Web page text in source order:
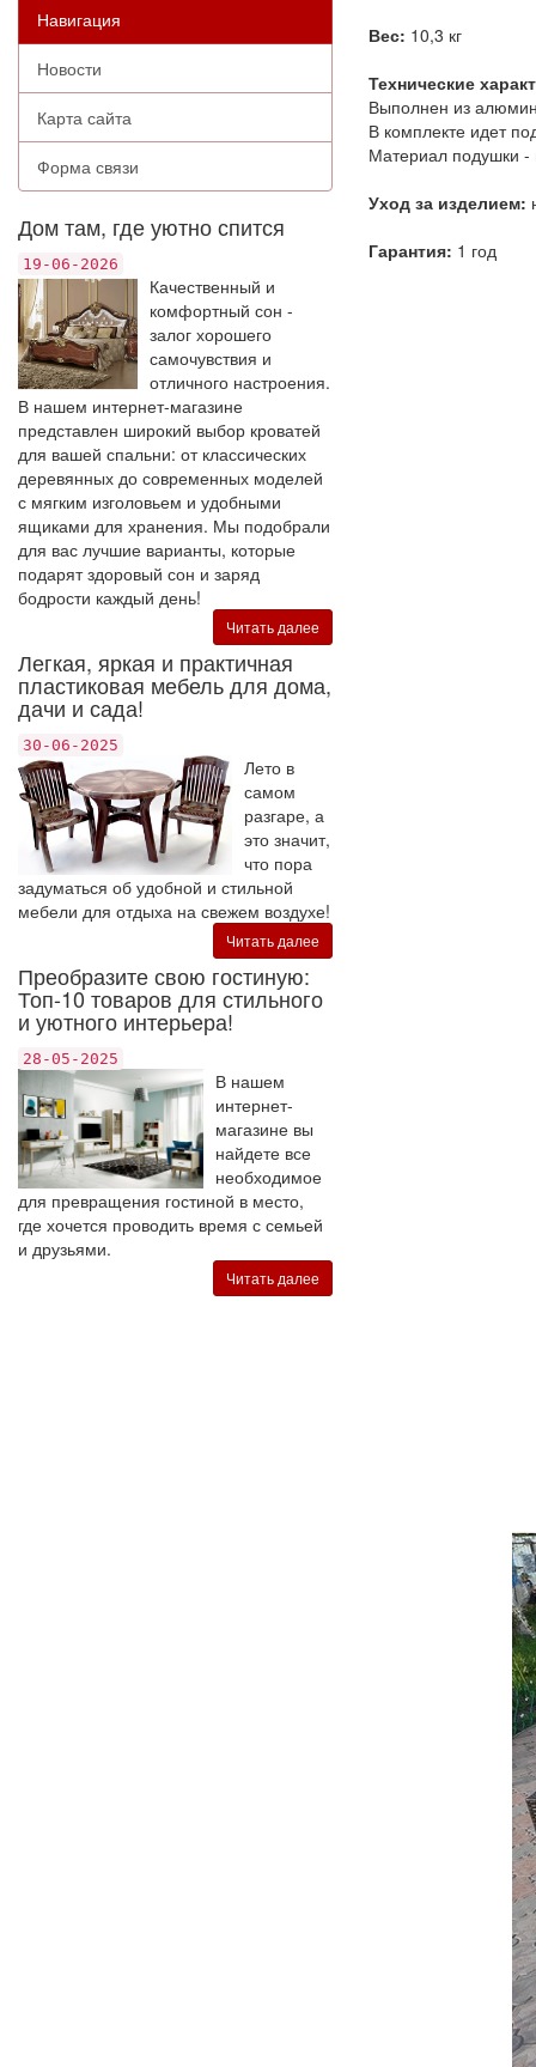
Навигация
Новости
Карта сайта
Форма связи
Дом там, где уютно спится
19-06-2026
Качественный и
комфортный сон -
залог хорошего
самочувствия и
отличного настроения.
В нашем интернет-магазине
представлен широкий выбор кроватей
для вашей спальни: от классических
деревянных до современных моделей
с мягким изголовьем и удобными
ящиками для хранения. Мы подобрали
для вас лучшие варианты, которые
подарят здоровый сон и заряд
бодрости каждый день!
Читать далее
Легкая, яркая и практичная
пластиковая мебель для дома,
дачи и сада!
30-06-2025
Лето в
самом
разгаре, а
это значит,
что пора
задуматься об удобной и стильной
мебели для отдыха на свежем воздухе!
Читать далее
Преобразите свою гостиную:
Топ-10 товаров для стильного
и уютного интерьера!
28-05-2025
В нашем
интернет-
магазине вы
найдете все
необходимое
для превращения гостиной в место,
где хочется проводить время с семьей
и друзьями.
Читать далее
Вес: 10,3 кг
Технические
Выполнен из
В комплекте идет
Материал подушки -
Уход за изделием:
Гарантия: 1 год